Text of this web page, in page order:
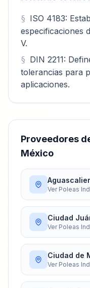
ISO 4183:
especificaciones
V.
DIN 2211:
tolerancias para
aplicaciones.
Proveedores
México
Ver Poleas
Ciudad
Ver Poleas
Ciudad de
Ver Poleas